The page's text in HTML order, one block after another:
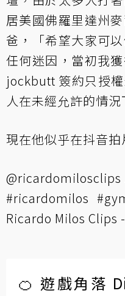
居美國佛羅里達州
爸，「希望大家可
任何迷因，當初我
jockbutt 簽約只授
人在未經允許的情況
現在他似乎在抖音拍
@ricardomilosclips
#ricardomilos
Ricardo Milos Clips
🍊 遊戲角落